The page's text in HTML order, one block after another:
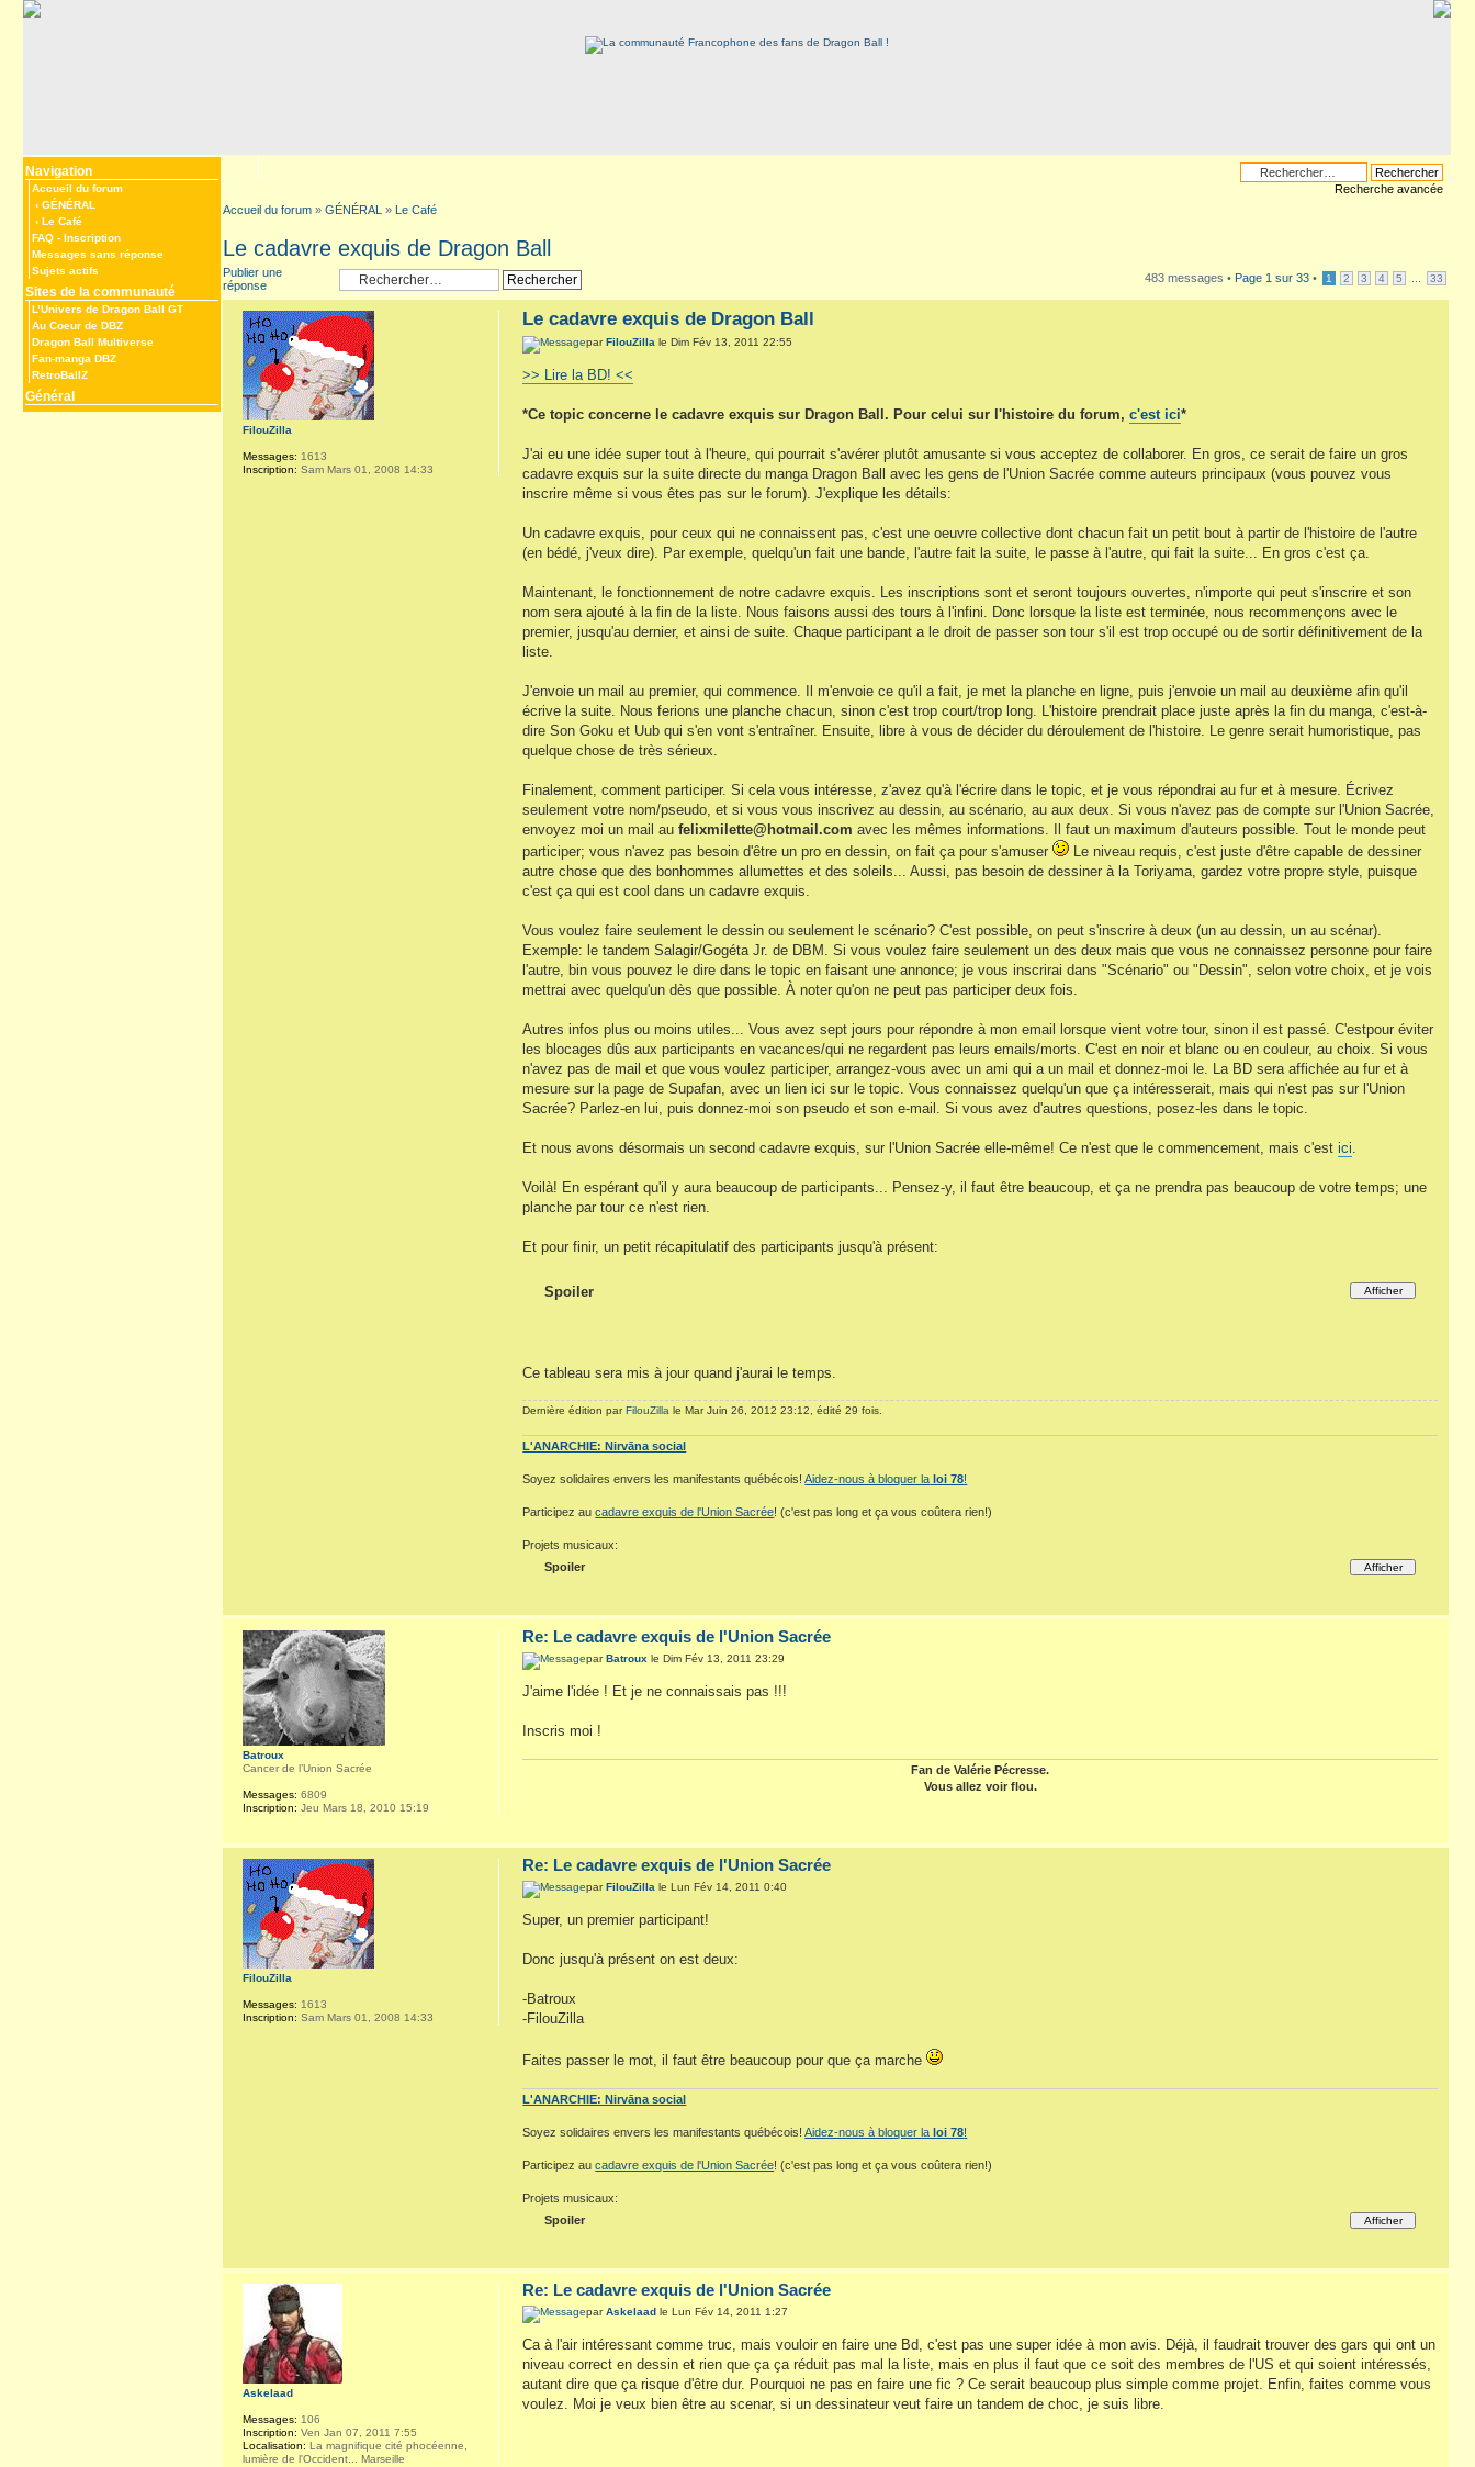
Navigation
Accueil du forum
‹ GÉNÉRAL
‹ Le Café
FAQ - Inscription
Messages sans réponse
Sujets actifs
Sites de la communauté
L’Univers de Dragon Ball GT
Au Coeur de DBZ
Dragon Ball Multiverse
Fan-manga DBZ
RetroBallZ
Général
Recherche avancée
Accueil du forum » GÉNÉRAL » Le Café
Le cadavre exquis de Dragon Ball
Publier une
réponse
483 messages • Page 1 sur 33 • 1 2 3 4 5 33
Le cadavre exquis de Dragon Ball
parFilouZilla le Dim Fév 13, 2011 22:55
>> Lire la BD! <<
*Ce topic concerne le cadavre exquis sur Dragon Ball. Pour celui sur l'histoire du forum,c'est ici*
J'ai eu une idée super tout à l'heure, qui pourrait s'avérer plutôt amusante si vous acceptez de collaborer. En gros, ce serait de faire un gros
cadavre exquis sur la suite directe du manga Dragon Ball avec les gens de l'Union Sacrée comme auteurs principaux (vous pouvez vous
inscrire même si vous êtes pas sur le forum). J'explique les détails:
Un cadavre exquis, pour ceux qui ne connaissent pas, c'est une oeuvre collective dont chacun fait un petit bout à partir de l'histoire de l'autre
(en bédé, j'veux dire). Par exemple, quelqu'un fait une bande, l'autre fait la suite, le passe à l'autre, qui fait la suite... En gros c'est ça.
Maintenant, le fonctionnement de notre cadavre exquis. Les inscriptions sont et seront toujours ouvertes, n'importe qui peut s'inscrire et son
nom sera ajouté à la fin de la liste. Nous faisons aussi des tours à l'infini. Donc lorsque la liste est terminée, nous recommençons avec le
premier, jusqu'au dernier, et ainsi de suite. Chaque participant a le droit de passer son tour s'il est trop occupé ou de sortir définitivement de la
liste.
J'envoie un mail au premier, qui commence. Il m'envoie ce qu'il a fait, je met la planche en ligne, puis j'envoie un mail au deuxième afin qu'il
écrive la suite. Nous ferions une planche chacun, sinon c'est trop court/trop long. L'histoire prendrait place juste après la fin du manga, c'est-à-
dire Son Goku et Uub qui s'en vont s'entraîner. Ensuite, libre à vous de décider du déroulement de l'histoire. Le genre serait humoristique, pas
quelque chose de très sérieux.
Finalement, comment participer. Si cela vous intéresse, z'avez qu'à l'écrire dans le topic, et je vous répondrai au fur et à mesure. Écrivez
seulement votre nom/pseudo, et si vous vous inscrivez au dessin, au scénario, au aux deux. Si vous n'avez pas de compte sur l'Union Sacrée,
envoyez moi un mail aufelixmilette@hotmail.com avec les mêmes informations. Il faut un maximum d'auteurs possible. Tout le monde peut
participer; vous n'avez pas besoin d'être un pro en dessin, on fait ça pour s'amuser
Le niveau requis, c'est juste d'être capable de dessiner
autre chose que des bonhommes allumettes et des soleils... Aussi, pas besoin de dessiner à la Toriyama, gardez votre propre style, puisque
c'est ça qui est cool dans un cadavre exquis.
Vous voulez faire seulement le dessin ou seulement le scénario? C'est possible, on peut s'inscrire à deux (un au dessin, un au scénar).
Exemple: le tandem Salagir/Gogéta Jr. de DBM. Si vous voulez faire seulement un des deux mais que vous ne connaissez personne pour faire
l'autre, bin vous pouvez le dire dans le topic en faisant une annonce; je vous inscrirai dans "Scénario" ou "Dessin", selon votre choix, et je vois
mettrai avec quelqu'un dès que possible. À noter qu'on ne peut pas participer deux fois.
Autres infos plus ou moins utiles... Vous avez sept jours pour répondre à mon email lorsque vient votre tour, sinon il est passé. C'estpour éviter
les blocages dûs aux participants en vacances/qui ne regardent pas leurs emails/morts. C'est en noir et blanc ou en couleur, au choix. Si vous
n'avez pas de mail et que vous voulez participer, arrangez-vous avec un ami qui a un mail et donnez-moi le. La BD sera affichée au fur et à
mesure sur la page de Supafan, avec un lien ici sur le topic. Vous connaissez quelqu'un que ça intéresserait, mais qui n'est pas sur l'Union
Sacrée? Parlez-en lui, puis donnez-moi son pseudo et son e-mail. Si vous avez d'autres questions, posez-les dans le topic.
Et nous avons désormais un second cadavre exquis, sur l'Union Sacrée elle-même! Ce n'est que le commencement, mais c'estici
Voilà! En espérant qu'il y aura beaucoup de participants... Pensez-y, il faut être beaucoup, et ça ne prendra pas beaucoup de votre temps; une
planche par tour ce n'est rien.
Et pour finir, un petit récapitulatif des participants jusqu'à présent:
Spoiler
Ce tableau sera mis à jour quand j'aurai le temps.
Dernière édition parFilouZilla le Mar Juin 26, 2012 23:12, édité 29 fois.
L'ANARCHIE: Nirvāna social
Soyez solidaires envers les manifestants québécois!Aidez-nous à bloquer la loi 78!
Participez aucadavre exquis de l'Union Sacrée! (c'est pas long et ça vous coûtera rien!)
Projets musicaux:
Spoiler
FilouZilla
Messages: 1613
Inscription: Sam Mars 01, 2008 14:33
Re: Le cadavre exquis de l'Union Sacrée
parBatroux le Dim Fév 13, 2011 23:29
J'aime l'idée ! Et je ne connaissais pas !!!
Inscris moi !
Fan de Valérie Pécresse.
Vous allez voir flou.
Batroux
Cancer de l’Union Sacrée
Messages: 6809
Inscription: Jeu Mars 18, 2010 15:19
Re: Le cadavre exquis de l'Union Sacrée
parFilouZilla le Lun Fév 14, 2011 0:40
Super, un premier participant!
Donc jusqu'à présent on est deux:
-Batroux
-FilouZilla
Faites passer le mot, il faut être beaucoup pour que ça marche
L'ANARCHIE: Nirvāna social
Soyez solidaires envers les manifestants québécois!Aidez-nous à bloquer la loi 78!
Participez aucadavre exquis de l'Union Sacrée! (c'est pas long et ça vous coûtera rien!)
Projets musicaux:
Spoiler
FilouZilla
Messages: 1613
Inscription: Sam Mars 01, 2008 14:33
Re: Le cadavre exquis de l'Union Sacrée
parAskelaad le Lun Fév 14, 2011 1:27
Ca à l'air intéressant comme truc, mais vouloir en faire une Bd, c'est pas une super idée à mon avis. Déjà, il faudrait trouver des gars qui ont un
niveau correct en dessin et rien que ça ça réduit pas mal la liste, mais en plus il faut que ce soit des membres de l'US et qui soient intéressés,
autant dire que ça risque d'être dur. Pourquoi ne pas en faire une fic ? Ce serait beaucoup plus simple comme projet. Enfin, faites comme vous
voulez. Moi je veux bien être au scenar, si un dessinateur veut faire un tandem de choc, je suis libre.
Askelaad
Messages: 106
Inscription: Ven Jan 07, 2011 7:55
Localisation: La magnifique cité phocéenne,
lumière de l'Occident... Marseille